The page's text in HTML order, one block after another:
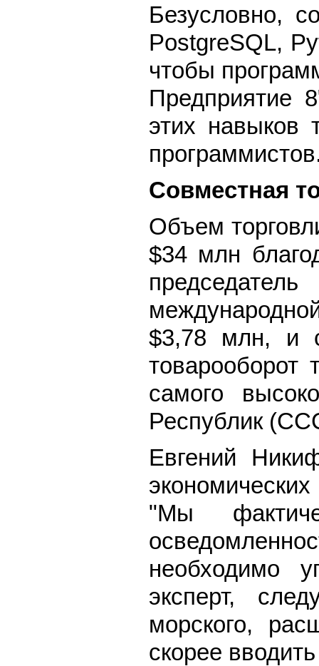
Безусловно,
PostgreSQL,
чтобы
Предприятие
этих навыков
Совместная
Объем
$34 млн
$3,78 млн, и
товарооборот
самого
Республик
Евгений
"Мы
необходимо
эксперт,
морского,
скорее